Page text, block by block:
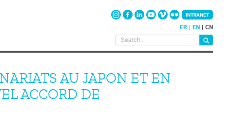
FR EN CN
INTRANET
AU JAPON ET EN
ACCORD DE